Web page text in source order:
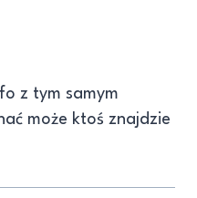
z tym samym
może ktoś znajdzie